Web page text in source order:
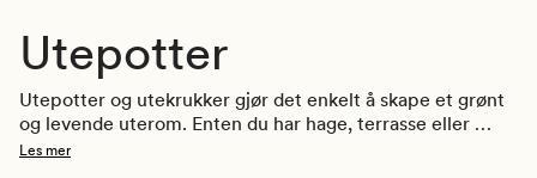
Utepotter
Utepotter og utekrukker gjør det enkelt å skape et grønt
og levende uterom. Enten du har hage, terrasse eller
balkong, kan blomsterpotter til utendørs bruk brukes til
Les mer